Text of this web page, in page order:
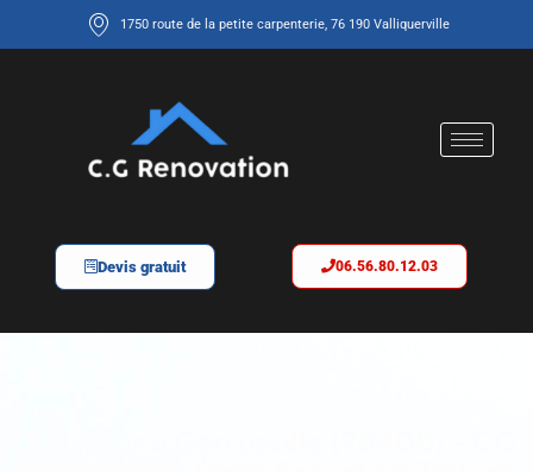
1750 route de la petite carpenterie, 76 190 Valliquerville
Devis gratuit 06.56.80.12.03